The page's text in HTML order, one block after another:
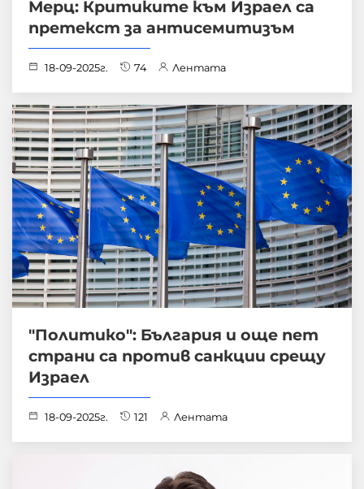
Мерц: Критиките към Израел са
претекст за антисемитизъм
18-09-2025г. 74 Лентата
"Политико": България и още пет
страни са против санкции срещу
Израел
18-09-2025г. 121 Лентата